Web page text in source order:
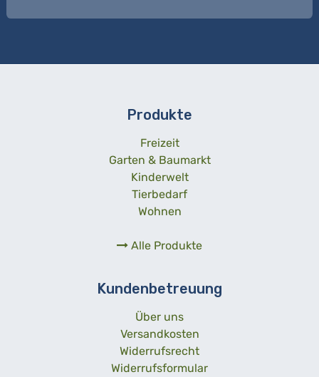
Produkte
Freizeit
Garten & Baumarkt
Kinderwelt
Tierbedarf
Wohnen
Alle Produkte
Kundenbetreuung
Über uns
Versandkosten
Widerrufsrecht
Widerrufsformular